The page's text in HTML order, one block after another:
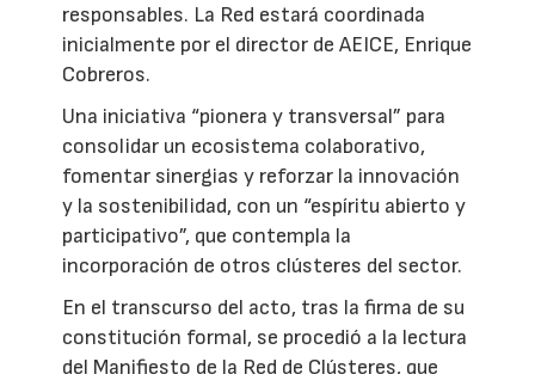
responsables. La Red estará coordinada
inicialmente por el director de AEICE, Enrique
Cobreros.
Una iniciativa “pionera y transversal” para
consolidar un ecosistema colaborativo,
fomentar sinergias y reforzar la innovación
y la sostenibilidad, con un “espíritu abierto y
participativo”, que contempla la
incorporación de otros clústeres del sector.
En el transcurso del acto, tras la firma de su
constitución formal, se procedió a la lectura
del Manifiesto de la Red de Clústeres, que